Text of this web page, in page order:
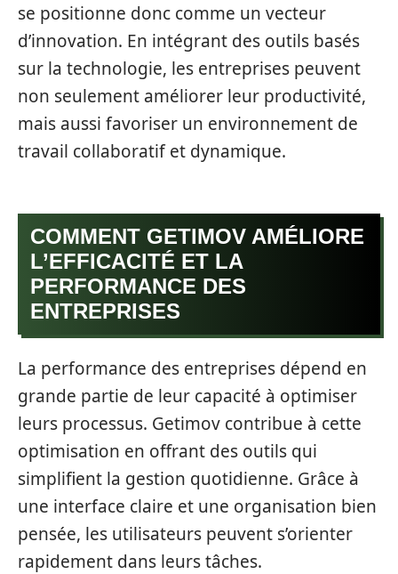
se positionne donc comme un vecteur
d’innovation. En intégrant des outils basés
sur la technologie, les entreprises peuvent
non seulement améliorer leur productivité,
mais aussi favoriser un environnement de
travail collaboratif et dynamique.
COMMENT GETIMOV AMÉLIORE
L’EFFICACITÉ ET LA
PERFORMANCE DES
ENTREPRISES
La performance des entreprises dépend en
grande partie de leur capacité à optimiser
leurs processus. Getimov contribue à cette
optimisation en offrant des outils qui
simplifient la gestion quotidienne. Grâce à
une interface claire et une organisation bien
pensée, les utilisateurs peuvent s’orienter
rapidement dans leurs tâches.